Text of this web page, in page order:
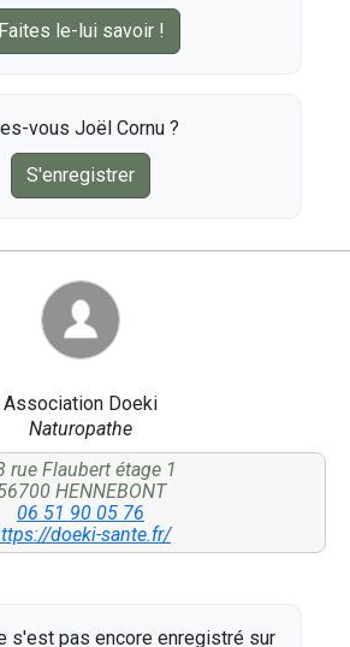
Faites le-lui savoir !
vous Joël Cornu ?
S'enregistrer
Association Doeki
Naturopathe
rue Flaubert étage 1
HENNEBONT
06 51 90 05 76
doeki-sante.fr/
s'est pas encore enregistré sur